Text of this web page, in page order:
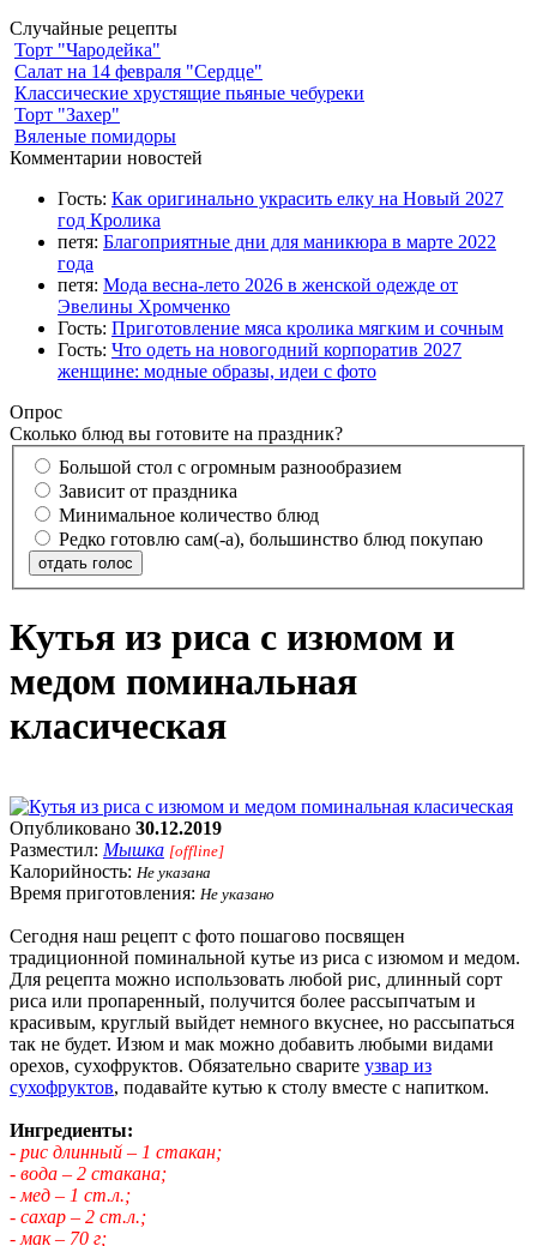
Случайные рецепты
Торт "Чародейка"
Салат на 14 февраля "Сердце"
Классические хрустящие пьяные чебуреки
Торт "Захер"
Вяленые помидоры
Комментарии новостей
Гость: Как оригинально украсить елку на Новый 2027
год Кролика
петя: Благоприятные дни для маникюра в марте 2022
года
петя: Мода весна-лето 2026 в женской одежде от
Эвелины Хромченко
Гость: Приготовление мяса кролика мягким и сочным
Гость: Что одеть на новогодний корпоратив 2027
женщине: модные образы, идеи с фото
Опрос
Сколько блюд вы готовите на праздник?
Большой стол с огромным разнообразием
Зависит от праздника
Минимальное количество блюд
Редко готовлю сам(-а), большинство блюд покупаю
отдать голос
Кутья из риса с изюмом и
медом поминальная
класическая
Опубликовано 30.12.2019
Разместил: Мышка [offline]
Калорийность: Не указана
Время приготовления: Не указано
Сегодня наш рецепт с фото пошагово посвящен
традиционной поминальной кутье из риса с изюмом и медом.
Для рецепта можно использовать любой рис, длинный сорт
риса или пропаренный, получится более рассыпчатым и
красивым, круглый выйдет немного вкуснее, но рассыпаться
так не будет. Изюм и мак можно добавить любыми видами
орехов, сухофруктов. Обязательно сварите узвар из
сухофруктов, подавайте кутью к столу вместе с напитком.
Ингредиенты:
- рис длинный – 1 стакан;
- вода – 2 стакана;
- мед – 1 ст.л.;
- сахар – 2 ст.л.;
- мак – 70 г;